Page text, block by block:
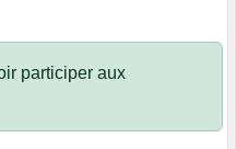
participer aux